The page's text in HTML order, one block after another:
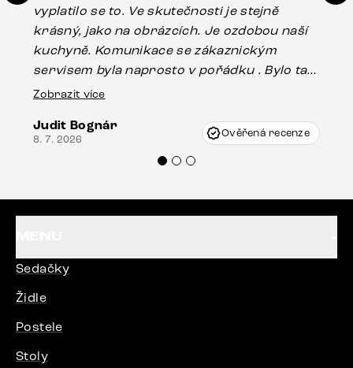
vyplatilo se to. Ve skutečnosti je stejně
krásný, jako na obrázcích. Je ozdobou naší
kuchyně. Komunikace se zákaznickým
servisem byla naprosto v pořádku . Bylo tam
drobné poškození u nohy stolu, které mohlo
Vincze mi velmi korektně vyšli vstříc.
Doporučuji produkty Delife všem.“
Zobrazit více
Judit Bognár
8. 7. 2026 Ověřená recenze
Sedačky
Židle
Postele
Stoly